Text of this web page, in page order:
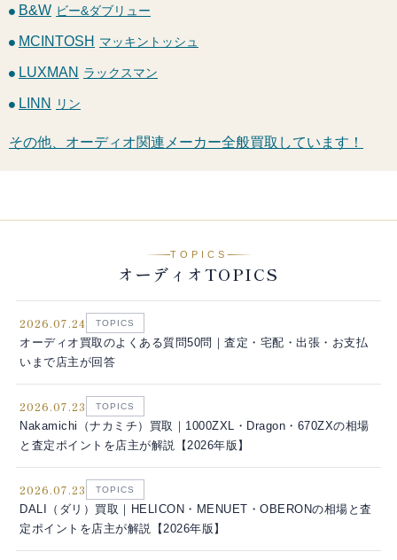
B&W ビー&ダブリュー
MCINTOSH マッキントッシュ
LUXMAN ラックスマン
LINN リン
その他、オーディオ関連メーカー全般買取しています！
TOPICS
オーディオTOPICS
2026.07.24 TOPICS
オーディオ買取のよくある質問50問｜査定・宅配・出張・お支払
いまで店主が回答
2026.07.23 TOPICS
Nakamichi（ナカミチ）買取｜1000ZXL・Dragon・670ZXの相場
と査定ポイントを店主が解説【2026年版】
2026.07.23 TOPICS
DALI（ダリ）買取｜HELICON・MENUET・OBERONの相場と査
定ポイントを店主が解説【2026年版】